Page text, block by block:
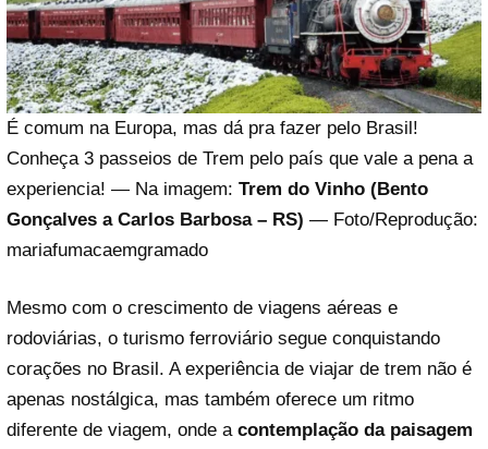
É comum na Europa, mas dá pra fazer pelo Brasil!
Conheça 3 passeios de Trem pelo país que vale a pena a
experiencia! — Na imagem: Trem do Vinho (Bento
Gonçalves a Carlos Barbosa – RS) — Foto/Reprodução:
mariafumacaemgramado
Mesmo com o crescimento de viagens aéreas e
rodoviárias, o turismo ferroviário segue conquistando
corações no Brasil. A experiência de viajar de trem não é
apenas nostálgica, mas também oferece um ritmo
diferente de viagem, onde a contemplação da paisagem